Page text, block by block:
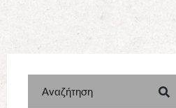
Αναζήτηση